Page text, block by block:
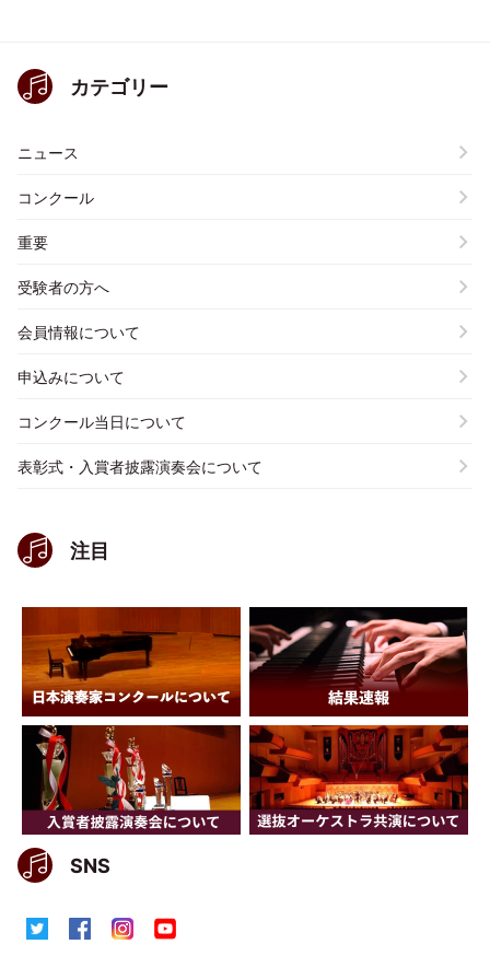
カテゴリー
ニュース
コンクール
重要
受験者の方へ
会員情報について
申込みについて
コンクール当日について
表彰式・入賞者披露演奏会について
注目
SNS